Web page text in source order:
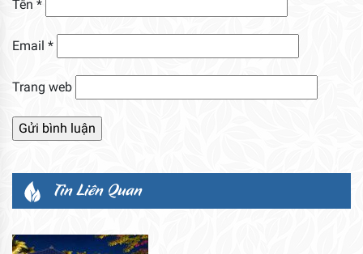
Tên *
Email *
Trang web
Tin Liên Quan